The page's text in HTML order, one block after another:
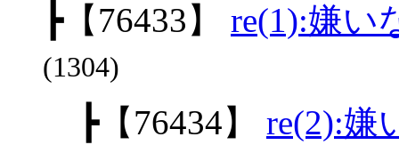
┣【76433】 re(1):嫌い
(1304)
┣【76434】 re(2):嫌